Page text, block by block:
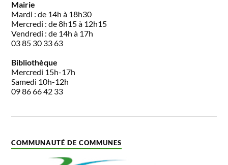
Mairie
Mardi : de 14h à 18h30
Mercredi : de 8h15 à 12h15
Vendredi : de 14h à 17h
03 85 30 33 63
Bibliothèque
Mercredi 15h-17h
Samedi 10h-12h
09 86 66 42 33
COMMUNAUTÉ DE COMMUNES